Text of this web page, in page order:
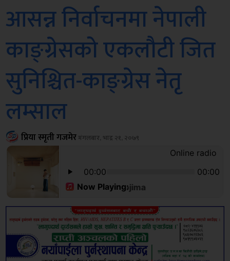
आसन्न निर्वाचनमा नेपाली
काङ्ग्रेसको एकलौटी जित
सुनिश्चित-काङ्ग्रेस नेतृ
लम्साल
प्रिया स्मृती गजमेरमंगलबार, भाद्र २१, २०७९